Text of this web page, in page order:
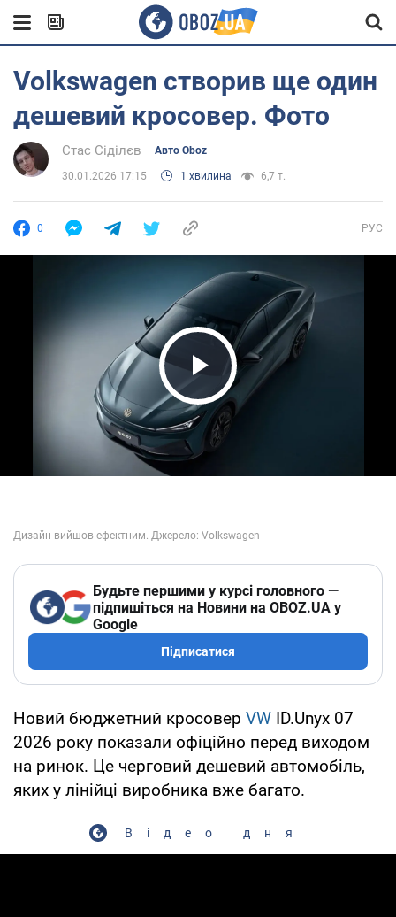
Volkswagen створив ще один
дешевий кросовер. Фото
Стас Сіділєв Авто Oboz
30.01.2026 17:15 1 хвилина 6,7 т.
0 РУС
Play Video
Будьте першими у курсі головного —
підпишіться на Новини на OBOZ.UA у
Google
Підписатися
Новий бюджетний кросовер VW ID.Unyx 07
2026 року показали офіційно перед виходом
на ринок. Це черговий дешевий автомобіль,
яких у лінійці виробника вже багато.
Відео дня